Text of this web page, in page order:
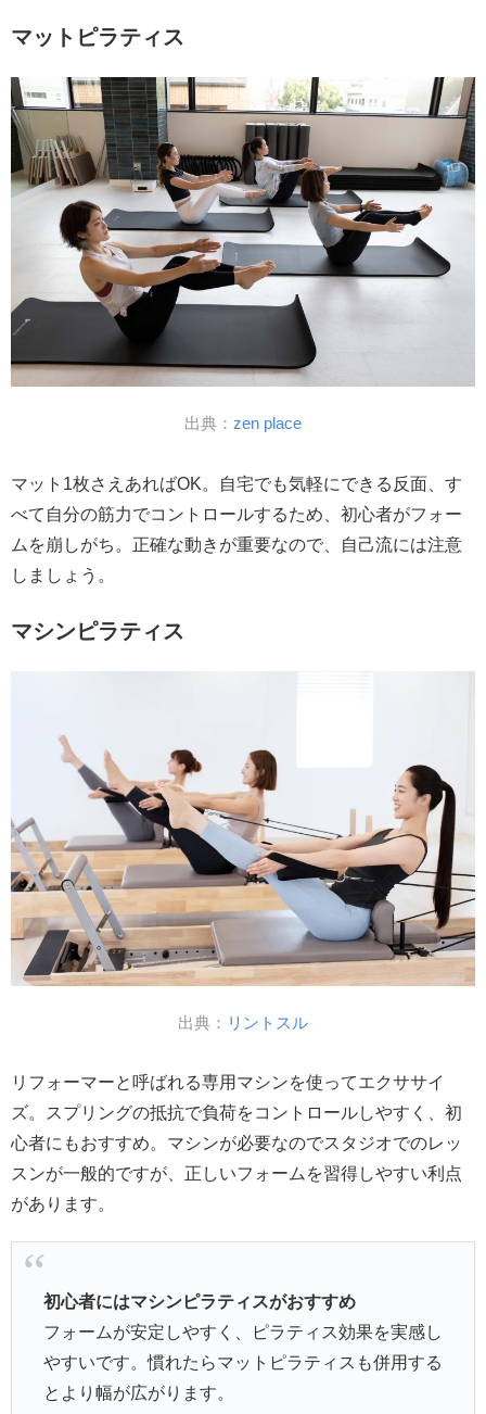
マットピラティス
出典： zen place
マット1枚さえあればOK。自宅でも気軽にできる反面、す
べて自分の筋力でコントロールするため、初心者がフォー
ムを崩しがち。正確な動きが重要なので、自己流には注意
しましょう。
マシンピラティス
出典： リントスル
リフォーマーと呼ばれる専用マシンを使ってエクササイ
ズ。スプリングの抵抗で負荷をコントロールしやすく、初
心者にもおすすめ。マシンが必要なのでスタジオでのレッ
スンが一般的ですが、正しいフォームを習得しやすい利点
があります。
初心者にはマシンピラティスがおすすめ
フォームが安定しやすく、ピラティス効果を実感し
やすいです。慣れたらマットピラティスも併用する
とより幅が広がります。